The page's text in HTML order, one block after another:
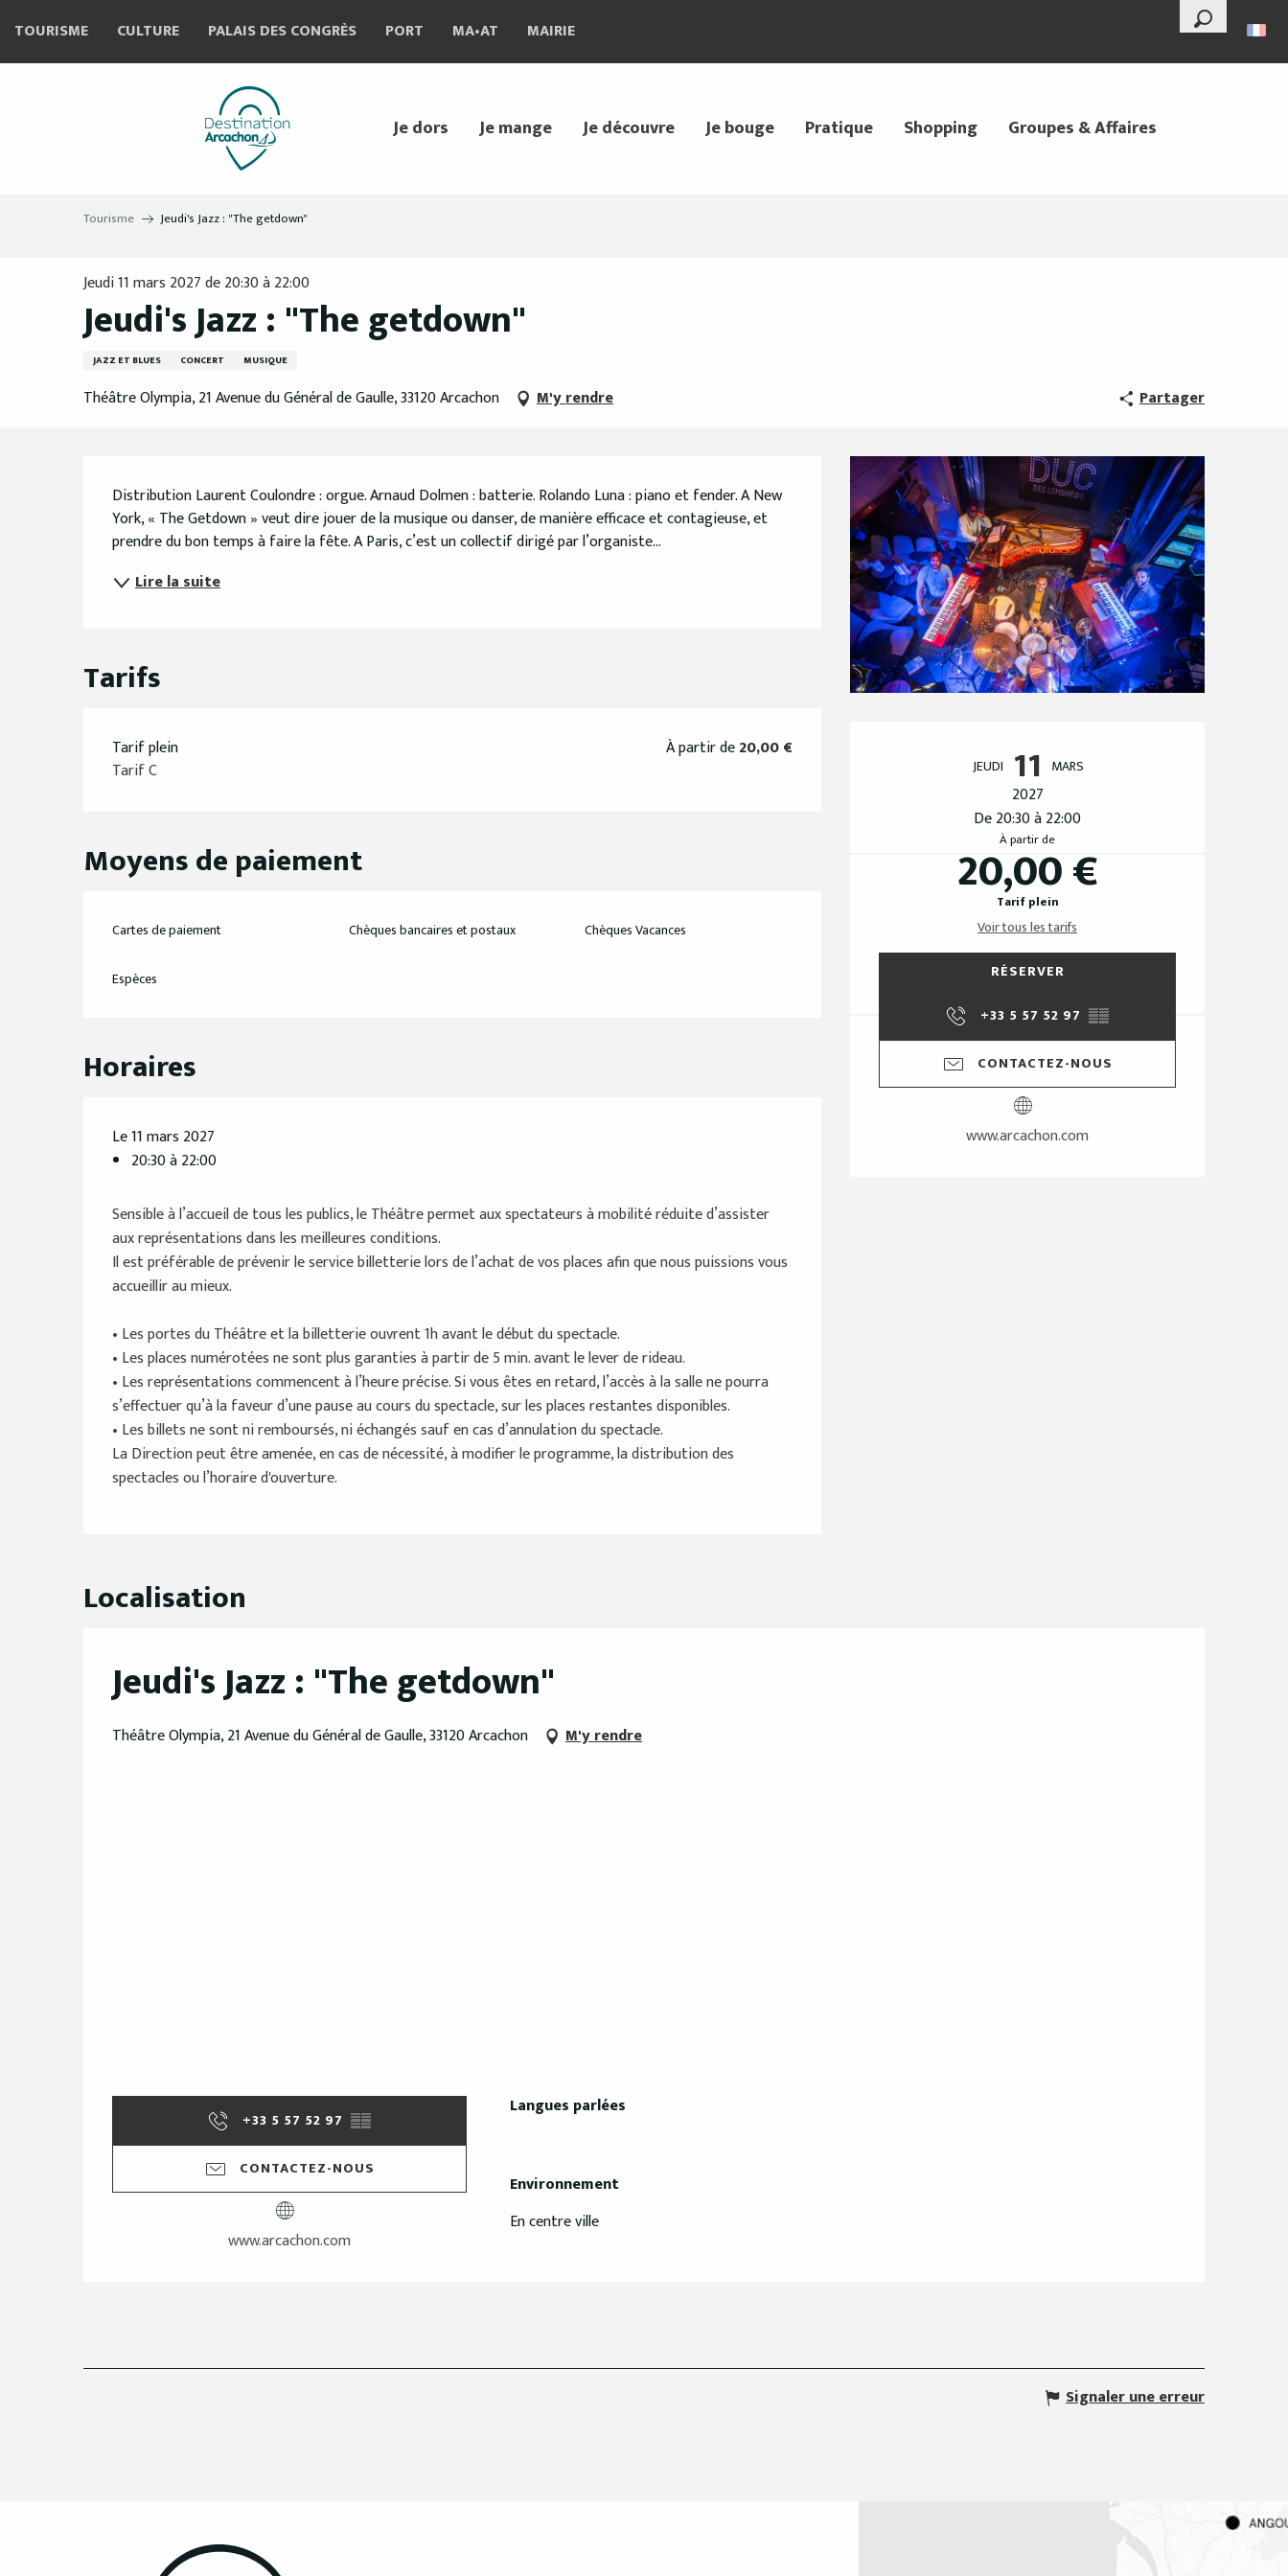
contenu
--°
Recherche
TOURISME CULTURE PALAIS DES CONGRÈS PORT MAIRIE
MA•AT
Je dors Je mange Je découvre Je bouge Pratique Shopping Groupes & Affaires
Tourisme Jeudi's Jazz : "The getdown"
Jeudi 11 mars 2027 de 20:30 à 22:00
Jeudi's Jazz : "The getdown"
JAZZ ET BLUES CONCERT MUSIQUE
Théâtre Olympia, 21 Avenue du Général de Gaulle, 33120 Arcachon M'y rendre Partager
Ouverture et
JEUDI 11 MARS
2027
De 20:30 à 22:00
À partir de
20,00 €
Tarif plein
Voir tous les tarifs
RÉSERVER
+33 5 57 52 97 ▒▒
CONTACTEZ-NOUS
www.arcachon.com
Description
Distribution Laurent Coulondre : orgue. Arnaud Dolmen : batterie. Rolando Luna : piano et fender. A New
York, « The Getdown » veut dire jouer de la musique ou danser, de manière efficace et contagieuse, et
prendre du bon temps à faire la fête. A Paris, c’est un collectif dirigé par l’organiste...
Lire la suite
Tarifs
Tarif plein
Tarif C
À partir de20,00 €
Moyens de paiement
Cartes de paiement Chèques bancaires et postaux Chèques Vacances
Espèces
Horaires
Le 11 mars 2027
20:30 à 22:00
Sensible à l’accueil de tous les publics, le Théâtre permet aux spectateurs à mobilité réduite d’assister
aux représentations dans les meilleures conditions.
Il est préférable de prévenir le service billetterie lors de l’achat de vos places afin que nous puissions vous
accueillir au mieux.
• Les portes du Théâtre et la billetterie ouvrent 1h avant le début du spectacle.
• Les places numérotées ne sont plus garanties à partir de 5 min. avant le lever de rideau.
• Les représentations commencent à l’heure précise. Si vous êtes en retard, l’accès à la salle ne pourra
s’effectuer qu’à la faveur d’une pause au cours du spectacle, sur les places restantes disponibles.
• Les billets ne sont ni remboursés, ni échangés sauf en cas d’annulation du spectacle.
La Direction peut être amenée, en cas de nécessité, à modifier le programme, la distribution des
spectacles ou l’horaire d'ouverture.
Localisation
Jeudi's Jazz : "The getdown"
Théâtre Olympia, 21 Avenue du Général de Gaulle, 33120 Arcachon M'y rendre
+33 5 57 52 97 ▒▒
CONTACTEZ-NOUS
www.arcachon.com
Langues parlées
Langues parlées
Environnement
Environnement
En centre ville
Signaler une erreur